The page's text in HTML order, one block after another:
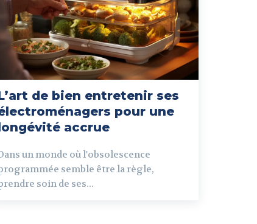
de bien entretenir ses
pour une
accrue
un monde où l'obsolescence
semble être la règle,
soin de ses...